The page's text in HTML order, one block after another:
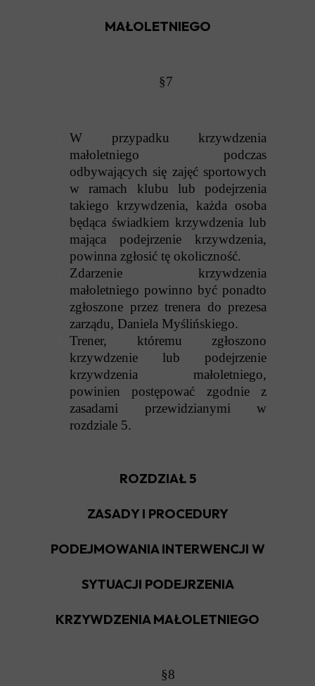
MAŁOLETNIEGO
§7
W przypadku krzywdzenia
małoletniego podczas
odbywających się zajęć sportowych
w ramach klubu lub podejrzenia
takiego krzywdzenia, każda osoba
będąca świadkiem krzywdzenia lub
mająca podejrzenie krzywdzenia,
powinna zgłosić tę okoliczność.
Zdarzenie krzywdzenia
małoletniego powinno być ponadto
zgłoszone przez trenera do prezesa
zarządu, Daniela Myślińskiego.
Trener, któremu zgłoszono
krzywdzenie lub podejrzenie
krzywdzenia małoletniego,
powinien postępować zgodnie z
zasadami przewidzianymi w
rozdziale 5.
ROZDZIAŁ 5
ZASADY I PROCEDURY
PODEJMOWANIA INTERWENCJI W
SYTUACJI PODEJRZENIA
KRZYWDZENIA MAŁOLETNIEGO
§8